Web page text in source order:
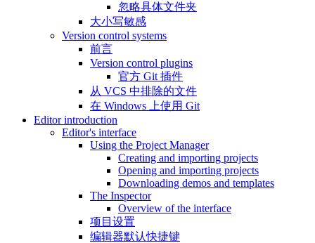
忽略具体文件夹
大小写敏感
Version control systems
前言
Version control plugins
官方 Git 插件
从 VCS 中排除的文件
在 Windows 上使用 Git
Editor introduction
Editor's interface
Using the Project Manager
Creating and importing projects
Opening and importing projects
Downloading demos and templates
The Inspector
Overview of the interface
项目设置
编辑器默认快捷键